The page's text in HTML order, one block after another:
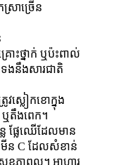
រាច្រើន
ោះថ្នាក់ ឬប៉ះពាល់
ងនឹងសារជាតិ
វស្លៀកខោក្នុង
តឹងពេក។
ែ ផ្លែឈើដែលមាន
មីន C ដែលសំខាន់
ខភាពល្អ។ អាហារ